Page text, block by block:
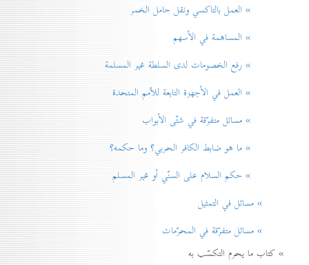
» العمل بالتاكسي ونقل حامل الخمر
» المساهمة في الأسهم
» رفع الخصومات لدی السلطة غير المسلمة
» العمل في الأجهزة التابعة للاُمم المتحدة
» مسائل متفرّقة في شتّی الأبواب
» ما هو ضابط الكافر الحربي؟ وما حكمه؟
» حكم السلام علی السنّي أو غير المسلم
» مسائل في التمثيل
» مسائل متفرّقة في المحرّمات
» كتاب ما يحرم التكسّب به